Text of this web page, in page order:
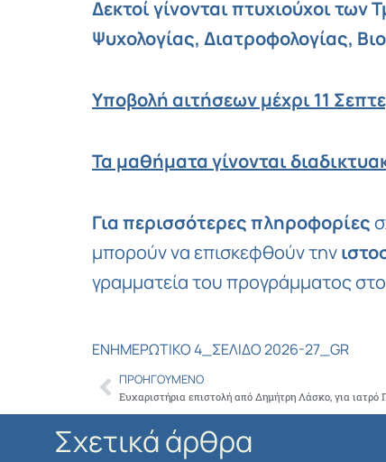
Δεκτοί γίνονται πτυχιούχοι
Ψυχολογίας, Διατροφολογίας,
Υποβολή αιτήσεων μέχρι 11
Τα μαθήματα γίνονται
Για περισσότερες πληροφορίες
μπορούν να επισκεφθούν την
γραμματεία του προγράμματος
ΕΝΗΜΕΡΩΤΙΚΟ 4_ΣΕΛΙΔΟ 2026-27_GR
Prev
ΠΡΟΗΓΟΎΜΕΝΟ
Ευχαριστήρια επιστολή από Δημήτρη Λάσκο, για ιατρό
Σχετικά άρθρα